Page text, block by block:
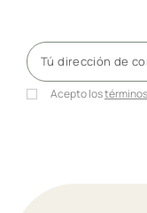
Acepto los